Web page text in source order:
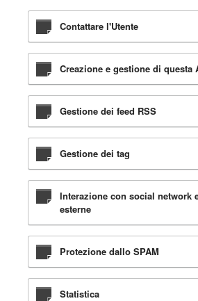
Contattare l'Utente
Creazione e gestione di questa
Gestione dei feed RSS
Gestione dei tag
Interazione con social network
esterne
Protezione dallo SPAM
Statistica